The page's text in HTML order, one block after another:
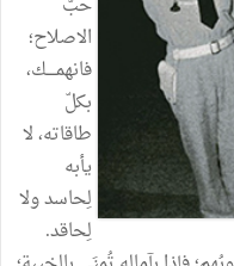
الاصلاح؛
فانهمــــك،
بكلّ
طاقاته،لا
يأبه
لِحاسدولا
لِحاقد.